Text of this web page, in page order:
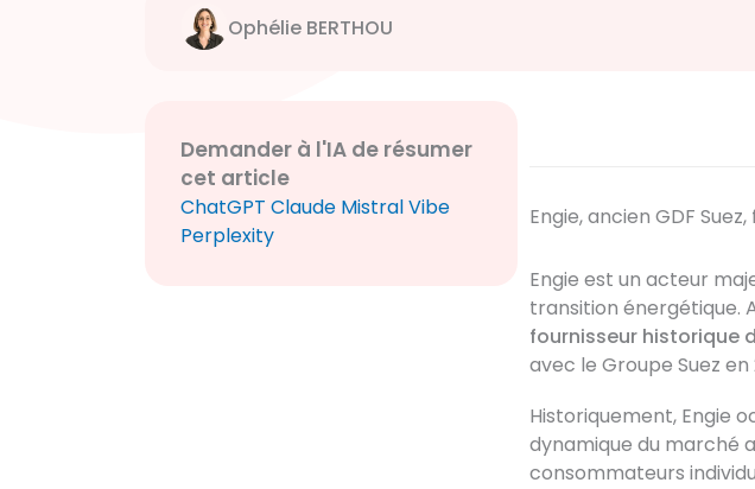
Ophélie BERTHOU
Demander à l'IA de résumer
cet article
ChatGPT Claude Mistral Vibe
Perplexity
Engie, ancien GDF
Engie est un acteur
transition énergétique.
fournisseur historique
avec le Groupe Suez en
Historiquement, Engie
dynamique du marché
consommateurs